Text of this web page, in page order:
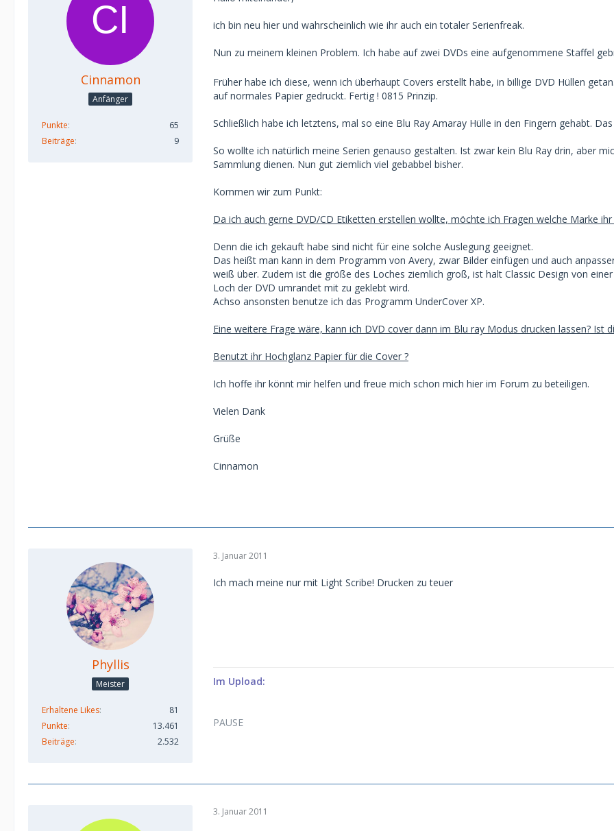
Cinnamon
Anfänger
Punkte
65
Beiträge
9
ich bin neu hier und wahrscheinlich wie ihr auch ein totaler Serienfreak.
Nun zu meinem kleinen Problem. Ich habe auf zwei DVDs eine aufgenommene Staffel
Früher habe ich diese, wenn ich überhaupt Covers erstellt habe, in billige DVD Hüllen
auf normales Papier gedruckt. Fertig ! 0815 Prinzip.
Schließlich habe ich letztens, mal so eine Blu Ray Amaray Hülle in den Fingern gehabt.
So wollte ich natürlich meine Serien genauso gestalten. Ist zwar kein Blu Ray drin, aber
Sammlung dienen. Nun gut ziemlich viel gebabbel bisher.
Kommen wir zum Punkt:
Da ich auch gerne DVD/CD Etiketten erstellen wollte, möchte ich Fragen welche Marke
Denn die ich gekauft habe sind nicht für eine solche Auslegung geeignet.
Das heißt man kann in dem Programm von Avery, zwar Bilder einfügen und auch
weiß über. Zudem ist die größe des Loches ziemlich groß, ist halt Classic Design von
Loch der DVD umrandet mit zu geklebt wird.
Achso ansonsten benutze ich das Programm UnderCover XP.
Eine weitere Frage wäre, kann ich DVD cover dann im Blu ray Modus drucken lassen? Ist
Benutzt ihr Hochglanz Papier für die Cover ?
Ich hoffe ihr könnt mir helfen und freue mich schon mich hier im Forum zu beteiligen.
Vielen Dank
Grüße
Cinnamon
Phyllis
Meister
Erhaltene Likes
81
Punkte
13.461
Beiträge
2.532
3. Januar 2011
Ich mach meine nur mit Light Scribe! Drucken zu teuer
Im Upload:
PAUSE
3. Januar 2011